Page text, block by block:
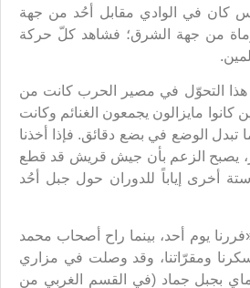
كان في الوادي مقابل أحُد من جهة
من جهة الشرق؛ فشاهد كلّ حركة
هذا التحوّل في مصير الحرب كانت من
كانوا مايزالون يجمعون الغنائم وكانت
تبدل الوضع في بضع دقائق. فإذا أخذنا
يصبح الزعم بأن جيش قريش قد قطع
أخرى إياباً للدوران حول جبل أحُد
«فررنا يوم أحد، بينما راح أصحاب محمد
ومقرّاتنا، وقد وصلت في مزاري
بجبل جماد (في القسم الغربي من